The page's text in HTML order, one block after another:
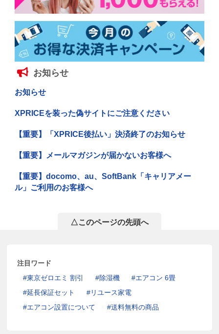
お知らせ
お知らせ
XPRICEを装った偽サイトにご注意ください
【重要】「XPRICE後払い」決済終了のお知らせ
【重要】メールマガジンが届かないお客様へ
【重要】docomo、au、SoftBank「キャリアメー
ル」ご利用のお客様へ
△このページの先頭へ
注目ワード
東京ゼロエミ 割引
除湿機
エアコン 6畳
延長保証セット
リユース家電
エアコン設置について
送料無料の商品